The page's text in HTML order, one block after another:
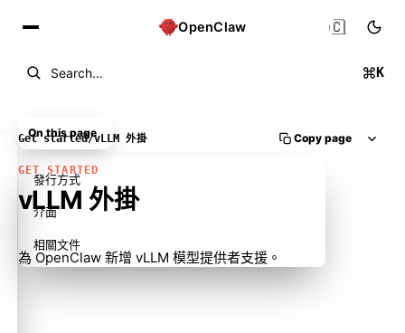
OpenClaw
Search... K
🇨🇳
Get started/vLLM 外掛 Copy page
GET STARTED
vLLM 外掛
為 OpenClaw 新增 vLLM 模型提供者支援。
On this page
發行方式
介面
相關文件